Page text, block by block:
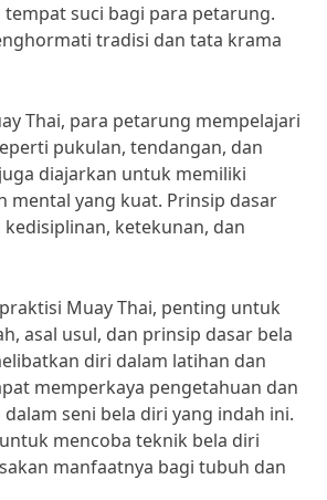
tempat suci bagi para petarung.
tradisi dan tata krama
Thai, para petarung mempelajari
pukulan, tendangan, dan
diajarkan untuk memiliki
mental yang kuat. Prinsip dasar
kedisiplinan, ketekunan, dan
Muay Thai, penting untuk
asal usul, dan prinsip dasar bela
diri dalam latihan dan
memperkaya pengetahuan dan
seni bela diri yang indah ini.
mencoba teknik bela diri
manfaatnya bagi tubuh dan